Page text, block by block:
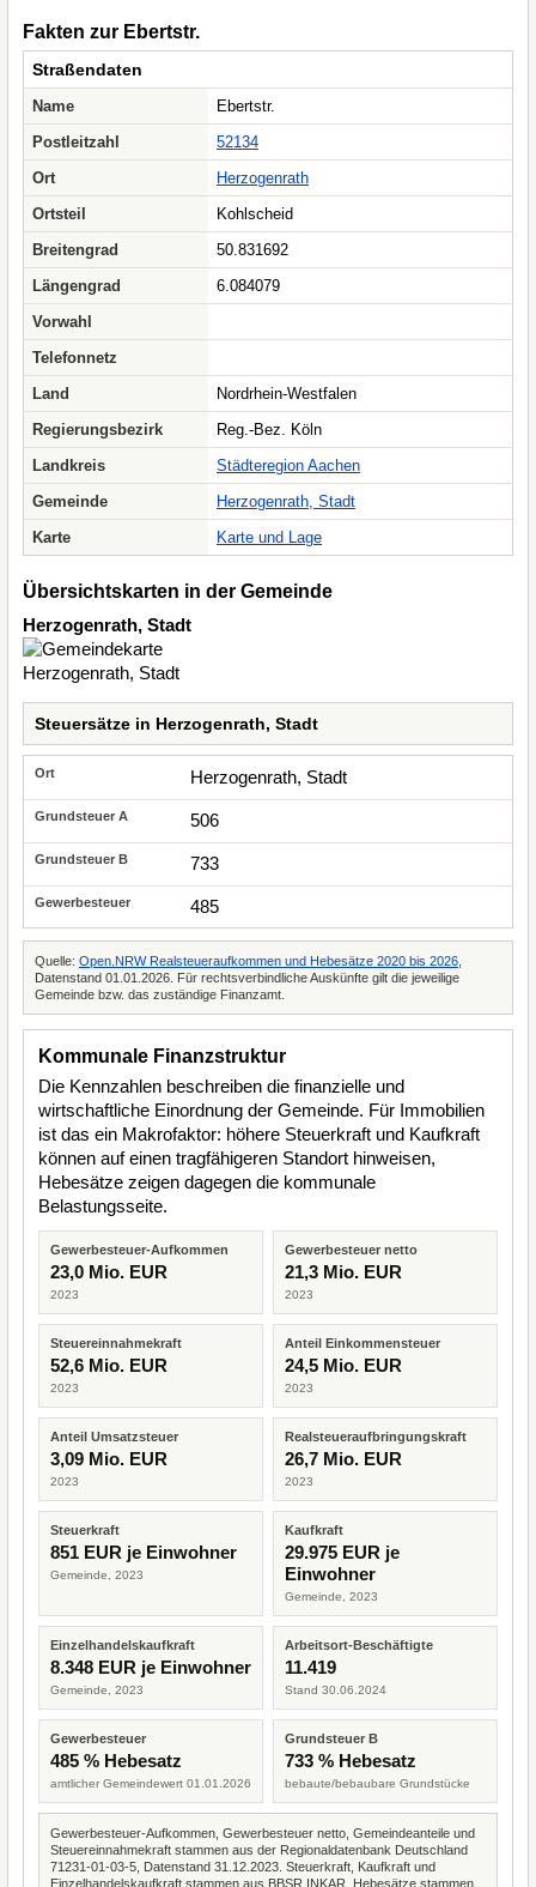
Fakten zur Ebertstr.
Straßendaten
Name
Ebertstr.
Postleitzahl
52134
Ort
Herzogenrath
Ortsteil
Kohlscheid
Breitengrad
50.831692
Längengrad
6.084079
Vorwahl
Telefonnetz
Land
Nordrhein-Westfalen
Regierungsbezirk
Reg.-Bez. Köln
Landkreis
Städteregion Aachen
Gemeinde
Herzogenrath, Stadt
Karte
Karte und Lage
Übersichtskarten in der Gemeinde
Herzogenrath, Stadt
Steuersätze in Herzogenrath, Stadt
Herzogenrath, Stadt
506
733
485
Quelle: Open.NRW Realsteueraufkommen und Hebesätze 2020 bis 2026
Datenstand 01.01.2026. Für rechtsverbindliche Auskünfte gilt die jeweilige
Gemeinde bzw. das zuständige Finanzamt.
Kommunale Finanzstruktur
Die Kennzahlen beschreiben die finanzielle und
wirtschaftliche Einordnung der Gemeinde. Für Immobilien
ist das ein Makrofaktor: höhere Steuerkraft und Kaufkraft
können auf einen tragfähigeren Standort hinweisen,
Hebesätze zeigen dagegen die kommunale
Belastungsseite.
Gewerbesteuer-Aufkommen
23,0 Mio. EUR
2023
Gewerbesteuer netto
21,3 Mio. EUR
2023
Steuereinnahmekraft
52,6 Mio. EUR
2023
Anteil Einkommensteuer
24,5 Mio. EUR
2023
Anteil Umsatzsteuer
3,09 Mio. EUR
2023
Realsteueraufbringungskraft
26,7 Mio. EUR
2023
Steuerkraft
851 EUR je Einwohner
Gemeinde, 2023
Kaufkraft
29.975 EUR je
Einwohner
Gemeinde, 2023
Einzelhandelskaufkraft
8.348 EUR je Einwohner
Gemeinde, 2023
Arbeitsort-Beschäftigte
11.419
Stand 30.06.2024
Gewerbesteuer
485 % Hebesatz
amtlicher Gemeindewert 01.01.2026
Grundsteuer B
733 % Hebesatz
bebaute/bebaubare Grundstücke
Gewerbesteuer-Aufkommen, Gewerbesteuer netto, Gemeindeanteile und
Steuereinnahmekraft stammen aus der Regionaldatenbank Deutschland
71231-01-03-5, Datenstand 31.12.2023. Steuerkraft, Kaufkraft und
Einzelhandelskaufkraft stammen aus BBSR INKAR. Hebesätze stammen